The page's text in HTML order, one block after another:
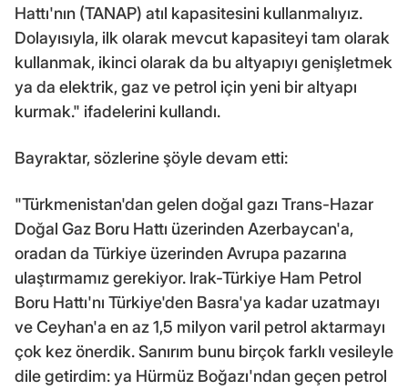
Hattı'nın (TANAP) atıl kapasitesini kullanmalıyız.
Dolayısıyla, ilk olarak mevcut kapasiteyi tam olarak
kullanmak, ikinci olarak da bu altyapıyı genişletmek
ya da elektrik, gaz ve petrol için yeni bir altyapı
kurmak." ifadelerini kullandı.
Bayraktar, sözlerine şöyle devam etti:
"Türkmenistan'dan gelen doğal gazı Trans-Hazar
Doğal Gaz Boru Hattı üzerinden Azerbaycan'a,
oradan da Türkiye üzerinden Avrupa pazarına
ulaştırmamız gerekiyor. Irak-Türkiye Ham Petrol
Boru Hattı'nı Türkiye'den Basra'ya kadar uzatmayı
ve Ceyhan'a en az 1,5 milyon varil petrol aktarmayı
çok kez önerdik. Sanırım bunu birçok farklı vesileyle
dile getirdim: ya Hürmüz Boğazı'ndan geçen petrol